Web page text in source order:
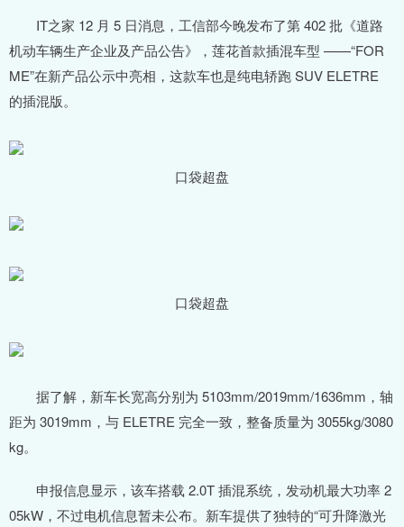
IT之家 12 月 5 日消息，工信部今晚发布了第 402 批《道路
机动车辆生产企业及产品公告》，莲花首款插混车型 ——“FOR
ME”在新产品公示中亮相，这款车也是纯电轿跑 SUV ELETRE
的插混版。
口袋超盘
口袋超盘
据了解，新车长宽高分别为 5103mm/2019mm/1636mm，轴
距为 3019mm，与 ELETRE 完全一致，整备质量为 3055kg/3080
kg。
申报信息显示，该车搭载 2.0T 插混系统，发动机最大功率 2
05kW，不过电机信息暂未公布。新车提供了独特的“可升降激光